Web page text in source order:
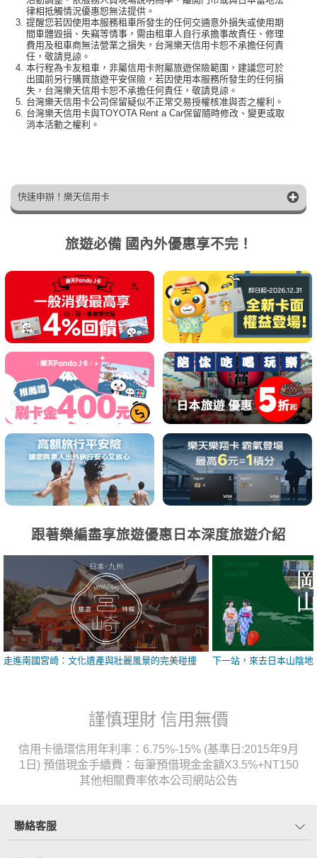
律相抵觸情況優惠恕無法提供。
提醒您若因使用本服務租車所發生的任何交通意外損失或使用期
間車體毀損、失竊等情事，需由租車人自行承擔事故責任、修理
費用及租車商無法營業之損失，台灣樂天信用卡恕不承擔任何責
任，敬請見諒。
本行程為卡友租車，非屬信用卡附屬旅遊保險範圍，建議您可於
出國前另行購買旅遊平安保險，若因使用本服務所發生的任何損
失，台灣樂天信用卡恕不承擔任何責任，敬請見諒。
台灣樂天信用卡公司保留疑似不正常交易授權核准與否之權利。
台灣樂天信用卡與TOYOTA Rent a Car保留隨時修改、變更或取
消本活動之權利。
快速申辦！樂天信用卡
旅遊必備 國內外優惠享不完！
跟著樂編盡享旅遊優惠日本深度旅遊介紹
走進南國宮崎：文化遺產與壯麗風景的完美碰撞 下一站，來去日本山陰地
謹慎理財 信用無價
信用卡循環信用年利率：6.75%-15% (基準日:2015年9月
1日) 預借現金手續費：每筆預借現金金額X3.5%+NT150
其他相關費率依本公司網站公告
聯絡客服